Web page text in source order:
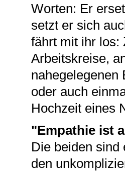
Worten: Er
setzt er sich
fährt mit ihr los:
Arbeitskreise,
nahegelegenen
oder auch
Hochzeit eines
"Empathie ist
Die beiden sind
den